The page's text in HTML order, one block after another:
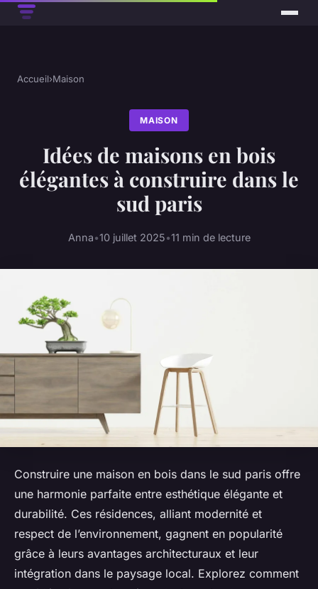
Accueil›Maison
MAISON
Idées de maisons en bois
élégantes à construire dans le
sud paris
Anna•10 juillet 2025•11 min de lecture
Construire une maison en bois dans le sud paris offre
une harmonie parfaite entre esthétique élégante et
durabilité. Ces résidences, alliant modernité et
respect de l’environnement, gagnent en popularité
grâce à leurs avantages architecturaux et leur
intégration dans le paysage local. Explorez comment